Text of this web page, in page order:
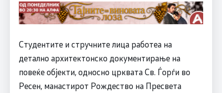
Студентите и стручните лица работеа на
детално архитектонско документирање на
повеќе објекти, односно црквата Св. Ѓорѓи во
Ресен, манастирот Рождество на Пресвета